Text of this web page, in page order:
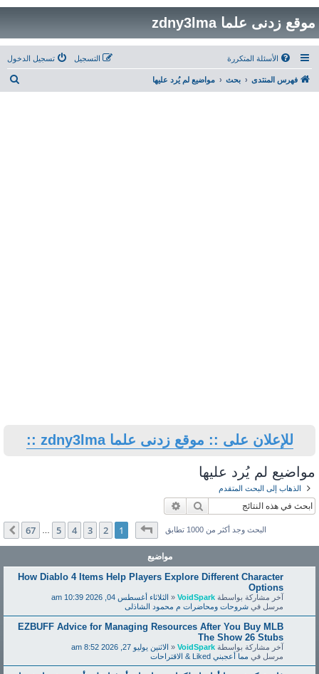
موقع زدنى علما zdny3lma
الأسئلة المتكررة تسجيل الدخول التسجيل
فهرس المنتدى بحث مواضيع لم يُرد عليها
ب
للإعلان على :: موقع زدنى علما zdny3lma ::
مواضيع لم يُرد عليها
الذهاب إلى البحث المتقدم
بحث
البحث وجد أكثر من 1000 تطابق صفحة1من67
1
2
3
4
5
67 التالي
مواضيع
How Diablo 4 Items Help Players Explore Different Character
Options
آخر مشاركة بواسطةVoidSpark
«الثلاثاء أغسطس 04, 2026 10:39 am
مرسل فيشروحات ومحاضرات م محمود الشاذلى
EZBUFF Advice for Managing Resources After You Buy MLB
The Show 26 Stubs
آخر مشاركة بواسطةVoidSpark
«الاثنين يوليو 27, 2026 8:52 am
مرسل فيمما أعجبني Liked & الاقتراحات